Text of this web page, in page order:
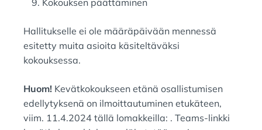
Kokouksen päättäminen
Hallitukselle ei ole määräpäivään mennessä
esitetty muita asioita käsiteltäväksi
kokouksessa.
Huom! Kevätkokoukseen etänä osallistumisen
edellytyksenä on ilmoittautuminen etukäteen,
viim. 11.4.2024 tällä lomakkeilla: . Teams-linkki